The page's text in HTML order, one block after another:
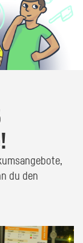
du den